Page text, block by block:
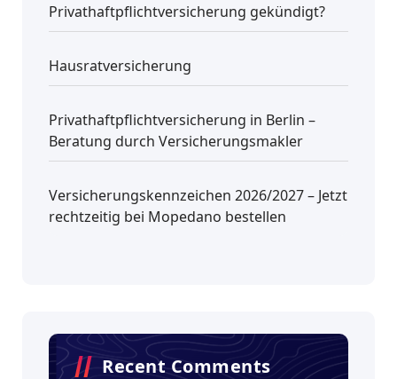
Privathaftpflichtversicherung gekündigt?
Hausratversicherung
Privathaftpflichtversicherung in Berlin –
Beratung durch Versicherungsmakler
Versicherungskennzeichen 2026/2027 – Jetzt
rechtzeitig bei Mopedano bestellen
Recent Comments